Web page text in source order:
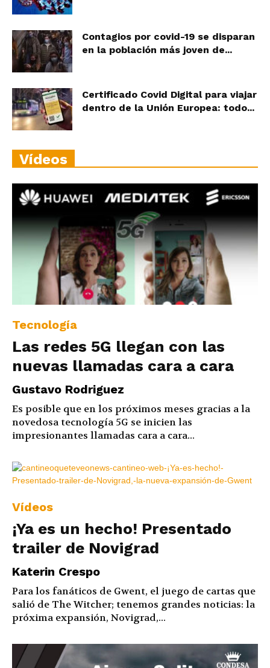
Contagios por covid-19 se disparan
en la población más joven de...
Certificado Covid Digital para viajar
dentro de la Unión Europea: todo...
Vídeos
Tecnología
Las redes 5G llegan con las
nuevas llamadas cara a cara
Gustavo Rodriguez
Es posible que en los próximos meses gracias a la
novedosa tecnología 5G se inicien las
impresionantes llamadas cara a cara...
Vídeos
¡Ya es un hecho! Presentado
trailer de Novigrad
Katerin Crespo
Para los fanáticos de Gwent, el juego de cartas que
salió de The Witcher; tenemos grandes noticias: la
próxima expansión, Novigrad,...